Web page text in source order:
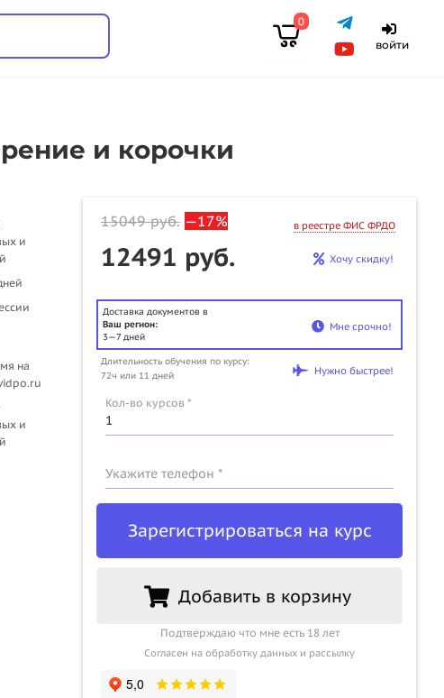
0
войти
и корочки
и
на
и
15049руб. —17% в реестре ФИС ФРДО
12491 руб. Хочу скидку!
Доставка документов в
Ваш регион:
3—7 дней
Мне срочно!
Длительность обучения по курсу:
72ч или 11 дней
Нужно быстрее!
Кол-во курсов *
Укажите телефон *
Зарегистрироваться на курс
Добавить в корзину
Подтверждаю что мне есть 18 лет
Согласен на обработку данных и рассылку